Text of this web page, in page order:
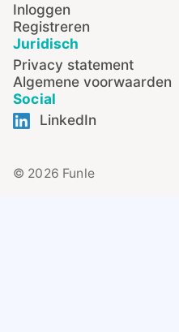
Inloggen
Registreren
Juridisch
Privacy statement
Algemene voorwaarden
Social
LinkedIn
© 2026 Funle